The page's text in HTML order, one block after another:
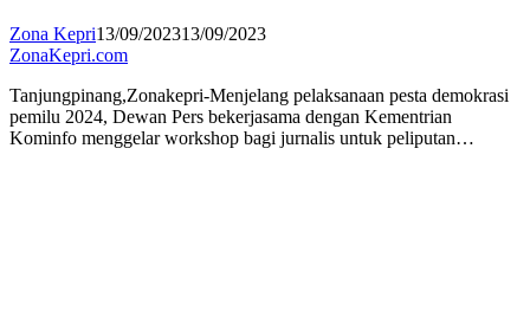
Zona Kepri13/09/202313/09/2023
ZonaKepri.com
Tanjungpinang,Zonakepri-Menjelang pelaksanaan pesta demokrasi
pemilu 2024, Dewan Pers bekerjasama dengan Kementrian
Kominfo menggelar workshop bagi jurnalis untuk peliputan…